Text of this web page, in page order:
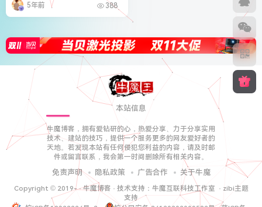
5年前 388
本站信息
牛魔博客，拥有爱钻研的心，热爱分享、力于分享实用
技术、建站的技巧，提供一个服务更多的网友爱好者的
天地。若发现本站有任何侵犯您利益的内容，请及时邮
件或留言联系，我会第一时间删除所有相关内容。
免责声明 隐私政策 广告合作 关于牛魔
Copyright © 2019-·牛魔博客 · 技术支持： 牛魔互联科技工作室 · zibi主题
支持